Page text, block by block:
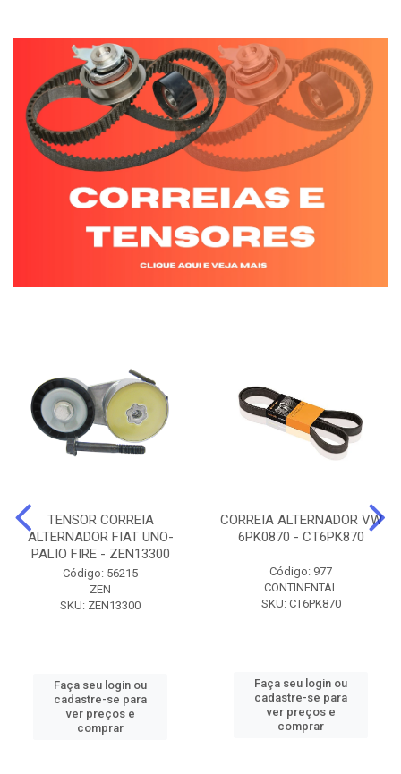
TENSOR CORREIA
ALTERNADOR FIAT UNO-
PALIO FIRE - ZEN13300
Código: 56215
ZEN
SKU: ZEN13300
Faça seu login ou
cadastre-se para
ver preços e
comprar
CORREIA ALTERNADOR VW
6PK0870 - CT6PK870
Código: 977
CONTINENTAL
SKU: CT6PK870
Faça seu login ou
cadastre-se para
ver preços e
comprar